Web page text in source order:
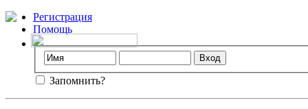
Регистрация
Помощь
Запомнить?